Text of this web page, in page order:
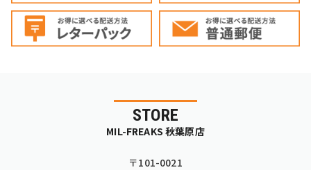
STORE
MIL-FREAKS 秋葉原店
〒101-0021